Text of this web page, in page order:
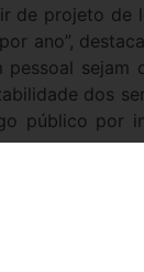
de projeto de
ano”,
sejam
dos
público por